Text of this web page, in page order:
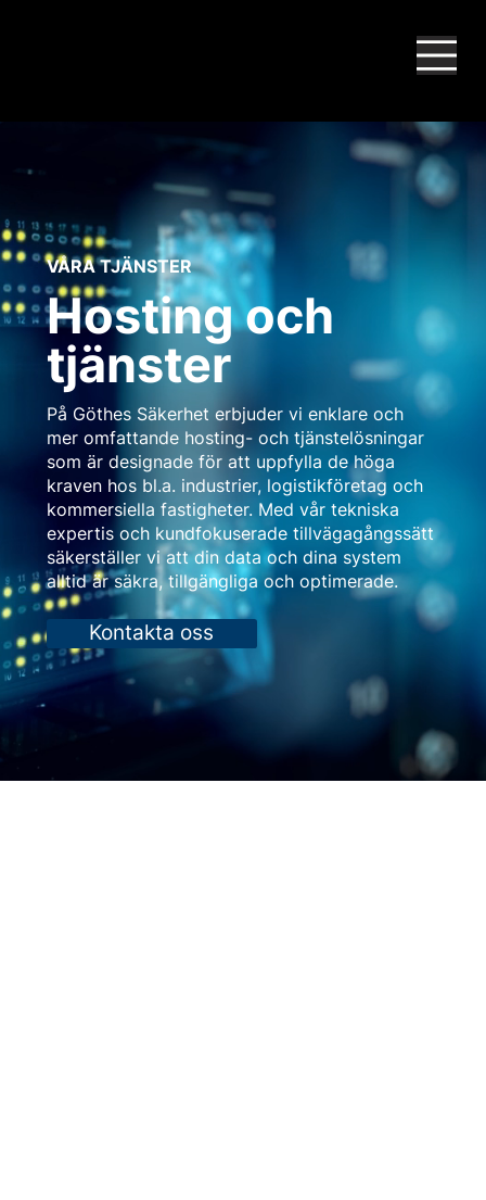
VÅRA TJÄNSTER
Hosting och
tjänster
På Göthes Säkerhet erbjuder vi enklare och
mer omfattande hosting- och tjänstelösningar
som är designade för att uppfylla de höga
kraven hos bl.a. industrier, logistikföretag och
kommersiella fastigheter. Med vår tekniska
expertis och kundfokuserade tillvägagångssätt
säkerställer vi att din data och dina system
alltid är säkra, tillgängliga och optimerade.
Kontakta oss